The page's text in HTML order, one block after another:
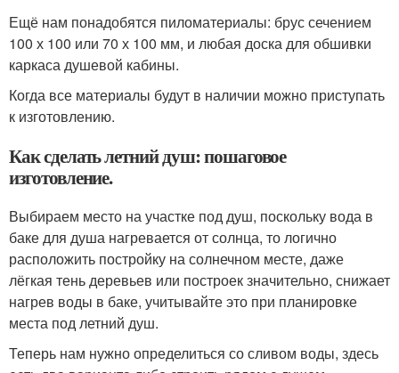
Ещё нам понадобятся пиломатериалы: брус сечением
100 х 100 или 70 х 100 мм, и любая доска для обшивки
каркаса душевой кабины.
Когда все материалы будут в наличии можно приступать
к изготовлению.
Как сделать летний душ: пошаговое
изготовление.
Выбираем место на участке под душ, поскольку вода в
баке для душа нагревается от солнца, то логично
расположить постройку на солнечном месте, даже
лёгкая тень деревьев или построек значительно, снижает
нагрев воды в баке, учитывайте это при планировке
места под летний душ.
Теперь нам нужно определиться со сливом воды, здесь